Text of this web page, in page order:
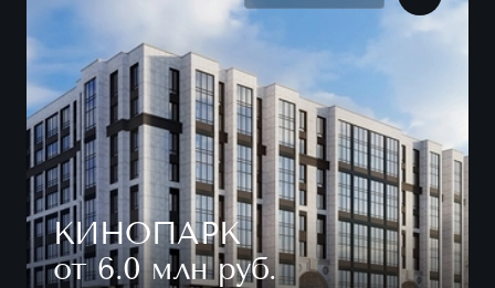
КИНОПАРК
от 6.0 млн руб.